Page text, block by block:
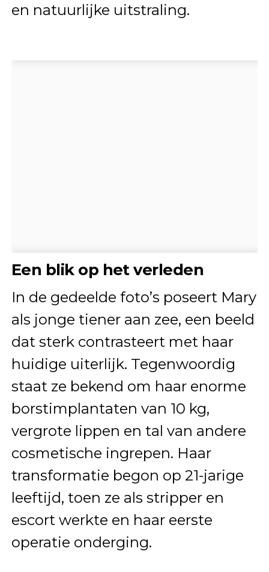
en natuurlijke uitstraling.
Een blik op het verleden
In de gedeelde foto’s poseert Mary
als jonge tiener aan zee, een beeld
dat sterk contrasteert met haar
huidige uiterlijk. Tegenwoordig
staat ze bekend om haar enorme
borstimplantaten van 10 kg,
vergrote lippen en tal van andere
cosmetische ingrepen. Haar
transformatie begon op 21-jarige
leeftijd, toen ze als stripper en
escort werkte en haar eerste
operatie onderging.